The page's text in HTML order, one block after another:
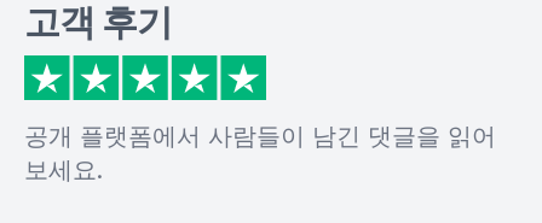
고객 후기
공개 플랫폼에서 사람들이 남긴 댓글을 읽어
보세요.